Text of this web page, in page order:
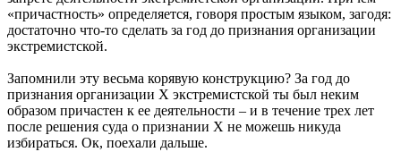
«причастность» определяется, говоря простым языком, загодя:
достаточно что-то сделать за год до признания организации
экстремистской.
Запомнили эту весьма корявую конструкцию? За год до
признания организации Х экстремистской ты был неким
образом причастен к ее деятельности – и в течение трех лет
после решения суда о признании Х не можешь никуда
избираться. Ок, поехали дальше.